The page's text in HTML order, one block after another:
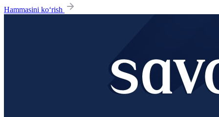
Hammasini ko‘rish